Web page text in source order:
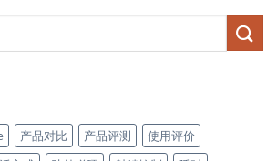
产品对比 产品评测
使用评价